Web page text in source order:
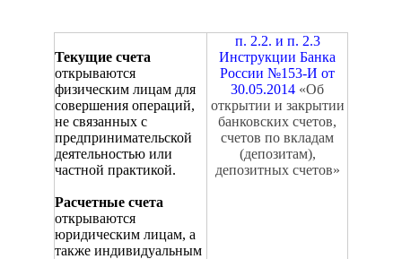
Текущие счета
открываются
физическим лицам для
совершения операций,
не связанных с
предпринимательской
деятельностью или
частной практикой.
Расчетные счета
открываются
юридическим лицам, а
также индивидуальным
п. 2.2. и п. 2.3
Инструкции Банка
России №153-И от
30.05.2014 «Об
открытии и закрытии
банковских счетов,
счетов по вкладам
(депозитам),
депозитных счетов»